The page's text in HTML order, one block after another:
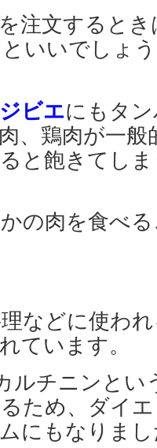
注文すると
いいでしょ
ビエにもタ
、鶏肉が一
と飽きてし
の肉を食べ
などに使わ
ています。
ルチニンとい
ため、ダイ
にもなりま